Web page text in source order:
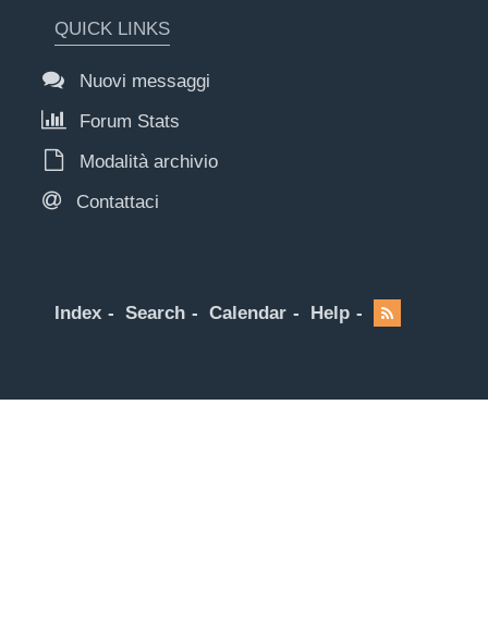
QUICK LINKS
Nuovi messaggi
Forum Stats
Modalità archivio
Contattaci
Index Search Calendar Help